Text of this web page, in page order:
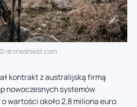
droneshield.com
kontrakt z australijską firmą
nowoczesnych systemów
wartości około 2,8 miliona euro.